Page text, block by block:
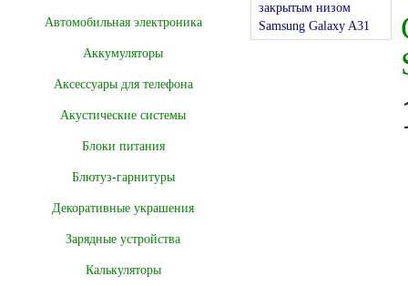
Автомобильная электроника
Аккумуляторы
Аксессуары для телефона
Акустические системы
Блоки питания
Блютуз-гарнитуры
Декоративные украшения
Зарядные устройства
Калькуляторы